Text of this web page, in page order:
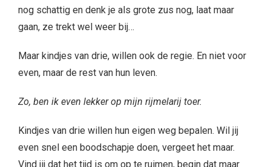
nog schattig en denk je als grote zus nog, laat maar
gaan, ze trekt wel weer bij…
Maar kindjes van drie, willen ook de regie. En niet voor
even, maar de rest van hun leven.
Zo, ben ik even lekker op mijn rijmelarij toer.
Kindjes van drie willen hun eigen weg bepalen. Wil jij
even snel een boodschapje doen, vergeet het maar.
Vind jij dat het tijd is om op te ruimen, begin dat maar